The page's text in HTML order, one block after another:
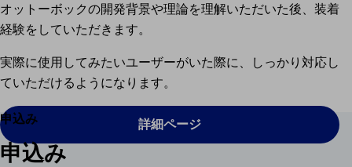
オットーボックの開発背景や理論を理解いただいた後、装着
経験をしていただきます。
実際に使用してみたいユーザーがいた際に、しっかり対応し
ていただけるようになります。
詳細ページ
申込み
申込み